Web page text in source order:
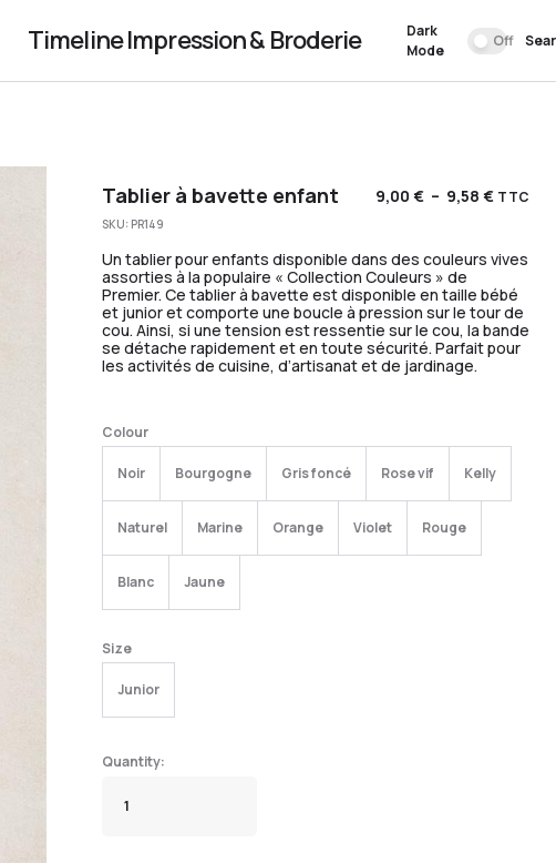
Timeline Impression & Broderie
Dark
Mode
Off
Tablier à bavette enfant 9,00 € – 9,58 € TTC
SKU: PR149
Un tablier pour enfants disponible dans des couleurs vives
assorties à la populaire « Collection Couleurs » de
Premier. Ce tablier à bavette est disponible en taille bébé
et junior et comporte une boucle à pression sur le tour de
cou. Ainsi, si une tension est ressentie sur le cou, la bande
se détache rapidement et en toute sécurité. Parfait pour
les activités de cuisine, d’artisanat et de jardinage.
Colour
Noir Bourgogne Gris foncé Rose vif Kelly
Naturel Marine Orange Violet Rouge
Blanc Jaune
Size
Junior